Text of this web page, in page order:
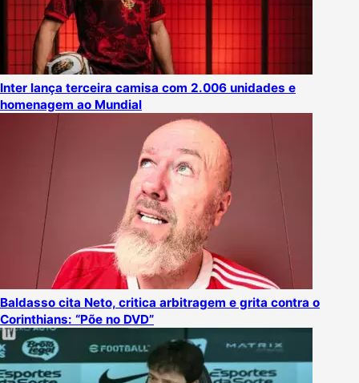
Inter lança terceira camisa com 2.006 unidades e
homenagem ao Mundial
Baldasso cita Neto, critica arbitragem e grita contra o
Corinthians: “Põe no DVD”